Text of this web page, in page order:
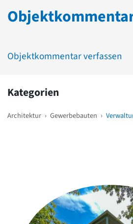
Objektkommentar verfassen
Kategorien
Architektur › Gewerbebauten ›